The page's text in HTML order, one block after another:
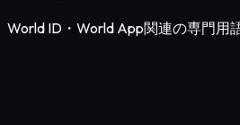
World ID・World App関連の専門用